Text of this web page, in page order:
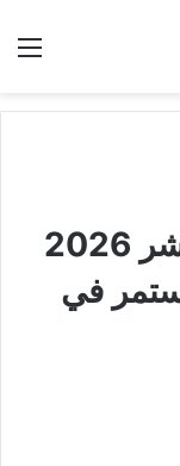
جدول امتحانات الثاني عشر 2026
في